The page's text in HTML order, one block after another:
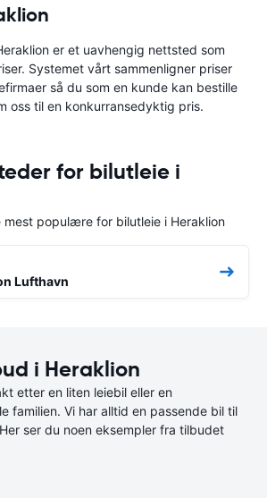
er et uavhengig nettsted som
Systemet vårt sammenligner priser
så du som en kunde kan bestille
oss til en konkurransedyktig pris.
for bilutleie i
mest populære for bilutleie i Heraklion
Lufthavn
i Heraklion
etter en liten leiebil eller en
familien. Vi har alltid en passende bil til
ser du noen eksempler fra tilbudet